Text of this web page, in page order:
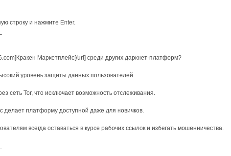
строку и нажмите Enter.
Маркетплейс[/url] среди других даркнет-платформ?
уровень защиты данных пользователей.
Tor, что исключает возможность отслеживания.
платформу доступной даже для новичков.
всегда оставаться в курсе рабочих ссылок и избегать мошенничества.